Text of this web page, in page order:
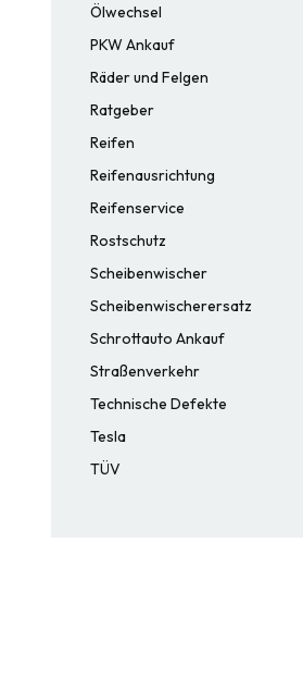
Ölwechsel
PKW Ankauf
Räder und Felgen
Ratgeber
Reifen
Reifenausrichtung
Reifenservice
Rostschutz
Scheibenwischer
Scheibenwischerersatz
Schrottauto Ankauf
Straßenverkehr
Technische Defekte
Tesla
TÜV